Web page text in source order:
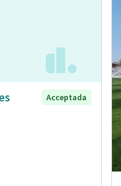
Acceptada